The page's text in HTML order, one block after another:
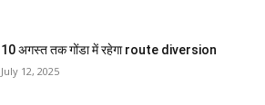
10 अगस्त तक गोंडा में रहेगा route diversion
July 12, 2025